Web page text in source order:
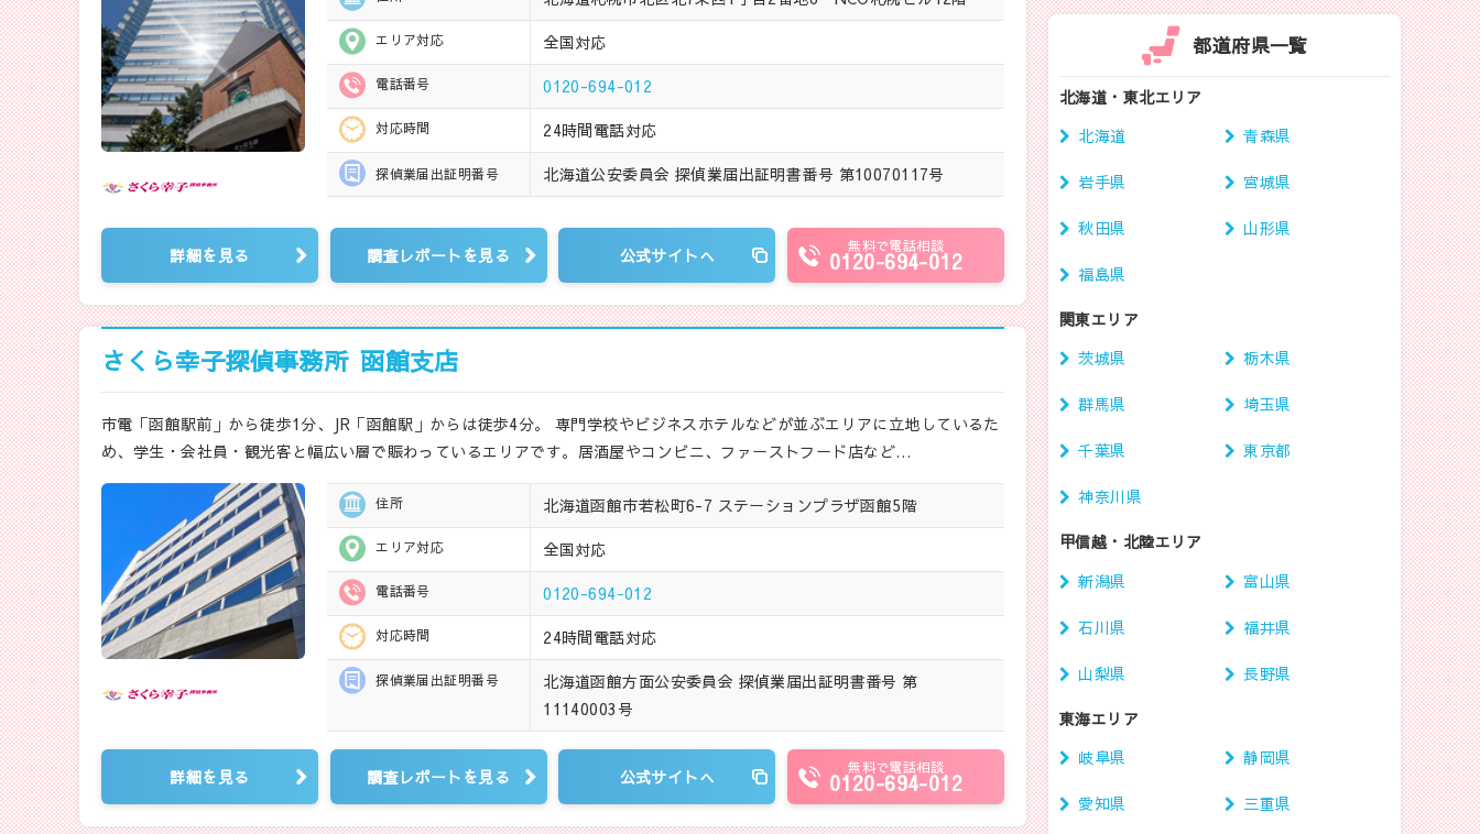
エリア対応 全国対応
電話番号 0120-694-012
対応時間 24時間電話対応
探偵業届出証明番号 北海道公安委員会 探偵業届出証明書番号 第10070117号
詳細を見る 調査レポートを見る 公式サイトへ 無料で電話相談
0120-694-012
さくら幸子探偵事務所 函館支店
市電「函館駅前」から徒歩1分、JR「函館駅」からは徒歩4分。 専門学校やビジネスホテルなどが並ぶエリアに立地しているた
め、学生・会社員・観光客と幅広い層で賑わっているエリアです。居酒屋やコンビニ、ファーストフード店など…
住所 北海道函館市若松町6-7 ステーションプラザ函館5階
エリア対応 全国対応
電話番号 0120-694-012
対応時間 24時間電話対応
探偵業届出証明番号
北海道函館方面公安委員会 探偵業届出証明書番号 第
11140003号
詳細を見る 調査レポートを見る 公式サイトへ 無料で電話相談
0120-694-012
都道府県一覧
北海道・東北エリア
北海道
青森県
岩手県 宮城県
秋田県 山形県
福島県
関東エリア
茨城県
栃木県
群馬県 埼玉県
千葉県 東京都
神奈川県
甲信越・北陸エリア
新潟県
富山県
石川県 福井県
山梨県 長野県
東海エリア
岐阜県
静岡県
愛知県 三重県